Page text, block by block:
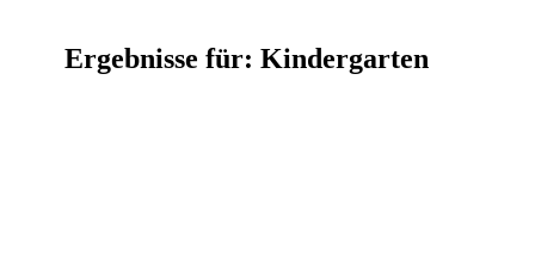
Ergebnisse für: Kindergarten